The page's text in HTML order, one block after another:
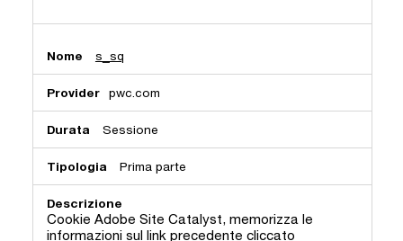
s_sq
pwc.com
Sessione
Prima parte
Cookie Adobe Site Catalyst, memorizza le
informazioni sul link precedente cliccato